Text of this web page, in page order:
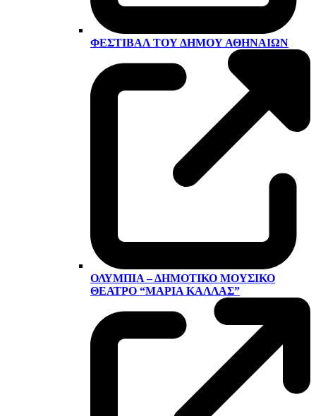
ΦΕΣΤΙΒΆΛ ΤΟΥ ΔΉΜΟΥ ΑΘΗΝΑΊΩΝ
ΟΛΎΜΠΙΑ – ΔΗΜΟΤΙΚΌ ΜΟΥΣΙΚΌ
ΘΈΑΤΡΟ “ΜΑΡΊΑ ΚΆΛΛΑΣ”